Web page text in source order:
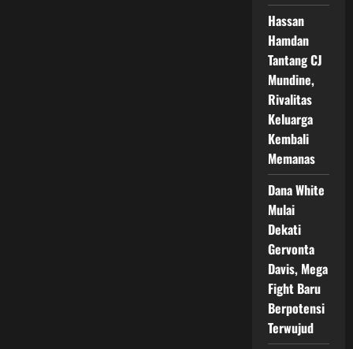
Hassan
Hamdan
Tantang CJ
Mundine,
Rivalitas
Keluarga
Kembali
Memanas
Dana White
Mulai
Dekati
Gervonta
Davis, Mega
Fight Baru
Berpotensi
Terwujud